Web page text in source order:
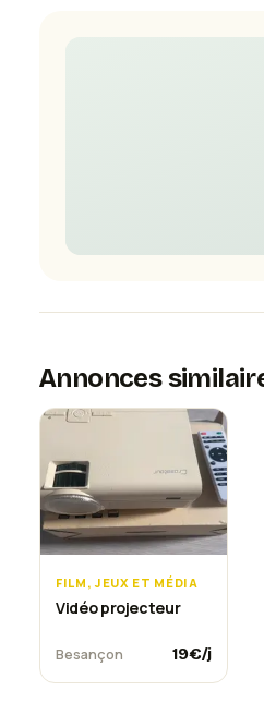
Annonces
FILM, JEUX ET MÉDIA
Vidéo projecteur
Besançon 19€/j